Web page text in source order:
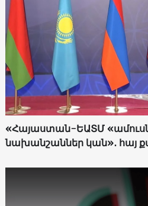
«Հայաստան-ԵԱՏՄ
նախանշաններ կան»․ հայ